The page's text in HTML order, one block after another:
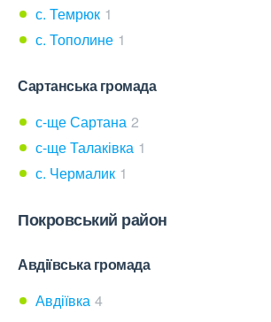
с. Темрюк 1
с. Тополине 1
Сартанська громада
с-ще Сартана 2
с-ще Талаківка 1
с. Чермалик 1
Покровський район
Авдіївська громада
Авдіївка 4